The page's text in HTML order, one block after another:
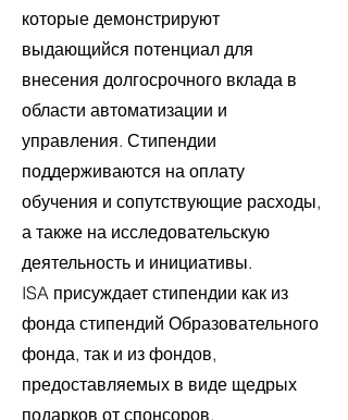
которые демонстрируют
выдающийся потенциал для
внесения долгосрочного вклада в
области автоматизации и
управления. Стипендии
поддерживаются на оплату
обучения и сопутствующие расходы,
а также на исследовательскую
деятельность и инициативы.
ISA присуждает стипендии как из
фонда стипендий Образовательного
фонда, так и из фондов,
предоставляемых в виде щедрых
подарков от спонсоров.